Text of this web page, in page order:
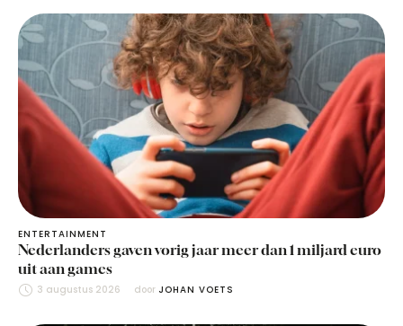
ENTERTAINMENT
Nederlanders gaven vorig jaar meer dan 1 miljard euro
uit aan games
3 augustus 2026 door JOHAN VOETS